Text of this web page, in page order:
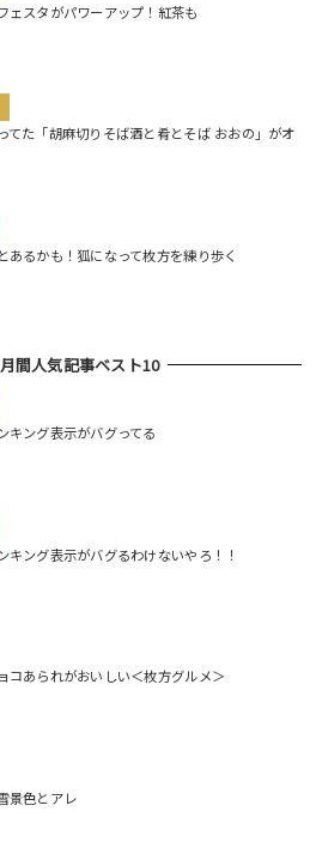
ェスタがパワーアップ！紅茶も
てた「胡麻切りそば酒と肴とそば おおの」がオ
あるかも！狐になって枚方を練り歩く
間人気記事ベスト10
キング表示がバグってる
キング表示がバグるわけないやろ！！
コあられがおいしい＜枚方グルメ＞
景色とアレ